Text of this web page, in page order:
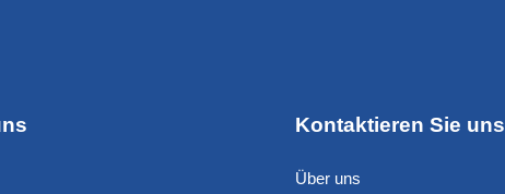
Kontaktieren Sie uns
Über uns